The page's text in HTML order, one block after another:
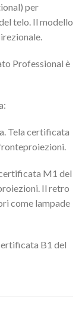
per
telo. Il modello
Professional è
Tela certificata
M1 del
Il retro
come lampade
B1 del